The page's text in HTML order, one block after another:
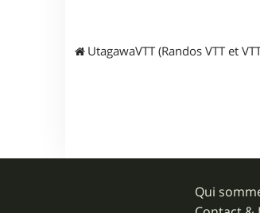
UtagawaVTT (Randos VTT et
Qui